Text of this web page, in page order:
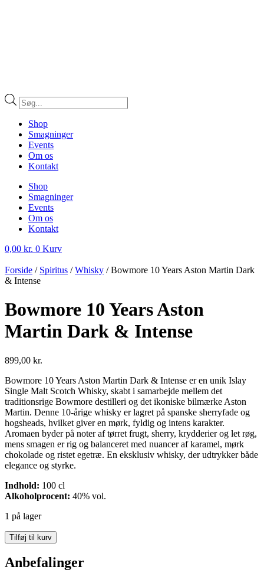
Products
search
Shop
Smagninger
Events
Om os
Kontakt
Shop
Smagninger
Events
Om os
Kontakt
0,00 kr. 0 Kurv
Forside / Spiritus /Whisky / Bowmore 10 Years Aston Martin Dark
& Intense
Bowmore 10 Years Aston
Martin Dark & Intense
899,00 kr.
Bowmore 10 Years Aston Martin Dark & Intense er en unik Islay
Single Malt Scotch Whisky, skabt i samarbejde mellem det
traditionsrige Bowmore destilleri og det ikoniske bilmærke Aston
Martin. Denne 10-årige whisky er lagret på spanske sherryfade og
hogsheads, hvilket giver en mørk, fyldig og intens karakter.
Aromaen byder på noter af tørret frugt, sherry, krydderier og let røg,
mens smagen er rig og balanceret med nuancer af karamel, mørk
chokolade og ristet egetræ. En eksklusiv whisky, der udtrykker både
elegance og styrke.
Indhold: 100 cl
Alkoholprocent: 40% vol.
1 på lager
Bowmore
10
Years
Aston
Tilføj til kurv
Anbefalinger